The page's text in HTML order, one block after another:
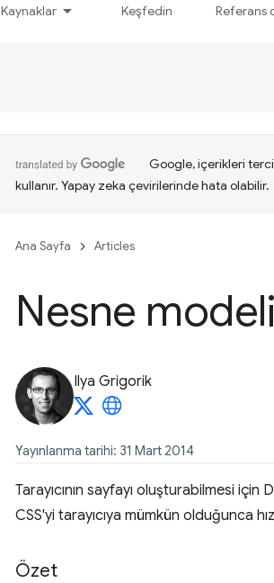
Kaynaklar Keşfedin Referans
Google, içerikleri
kullanır. Yapay zeka çevirilerinde hata olabilir.
Ana Sayfa Articles
Nesne
Ilya Grigorik
Yayınlanma tarihi: 31 Mart 2014
Tarayıcının sayfayı oluşturabilmesi
CSS'yi tarayıcıya mümkün olduğunca
Özet